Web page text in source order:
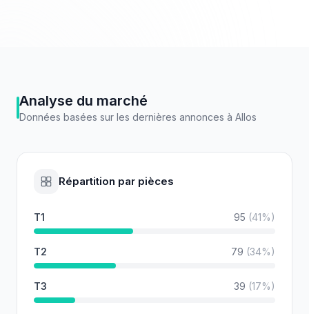
Analyse du marché
Données basées sur les dernières annonces à Allos
Répartition par pièces
T1 95 (41%)
T2 79 (34%)
T3 39 (17%)